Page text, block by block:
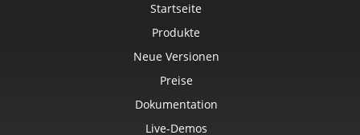
Startseite
Produkte
Neue Versionen
Preise
Dokumentation
Live-Demos